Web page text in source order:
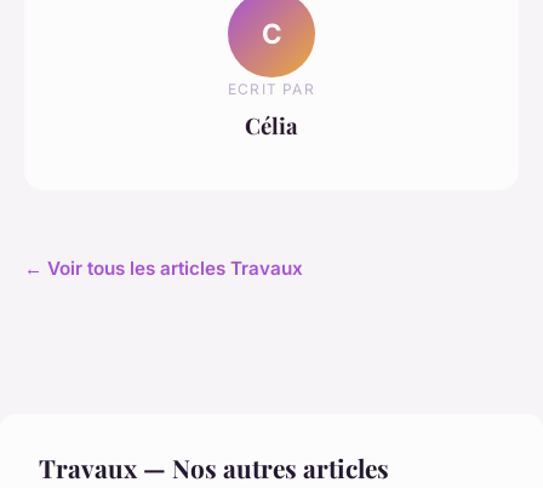
C
ECRIT PAR
Célia
← Voir tous les articles Travaux
Travaux — Nos autres articles